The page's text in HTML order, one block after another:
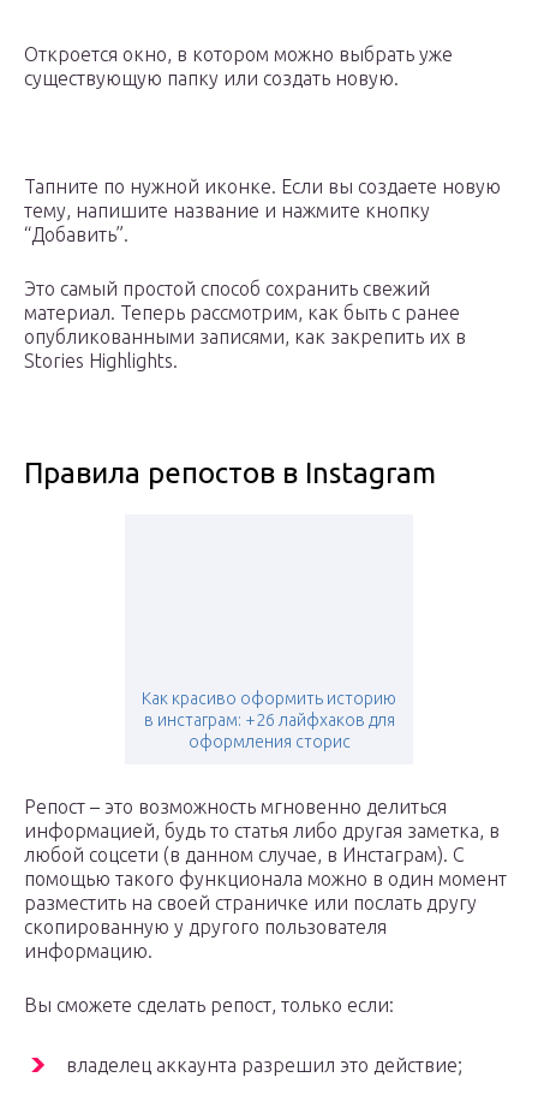
Откроется окно, в котором можно выбрать уже
существующую папку или создать новую.
Тапните по нужной иконке. Если вы создаете новую
тему, напишите название и нажмите кнопку
“Добавить”.
Это самый простой способ сохранить свежий
материал. Теперь рассмотрим, как быть с ранее
опубликованными записями, как закрепить их в
Stories Highlights.
Правила репостов в Instagram
Как красиво оформить историю
в инстаграм: +26 лайфхаков для
оформления сторис
Репост – это возможность мгновенно делиться
информацией, будь то статья либо другая заметка, в
любой соцсети (в данном случае, в Инстаграм). С
помощью такого функционала можно в один момент
разместить на своей страничке или послать другу
скопированную у другого пользователя
информацию.
Вы сможете сделать репост, только если:
владелец аккаунта разрешил это действие;